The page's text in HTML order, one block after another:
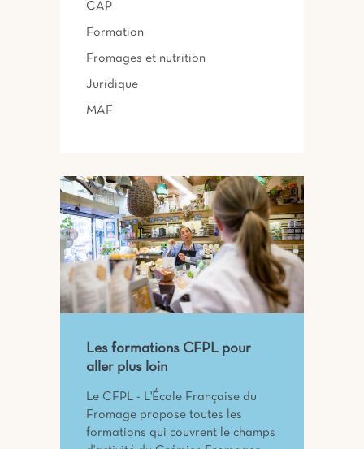
CAP
Formation
Fromages et nutrition
Juridique
MAF
Les formations CFPL pour
aller plus loin
Le CFPL - L'École Française du
Fromage propose toutes les
formations qui couvrent le champs